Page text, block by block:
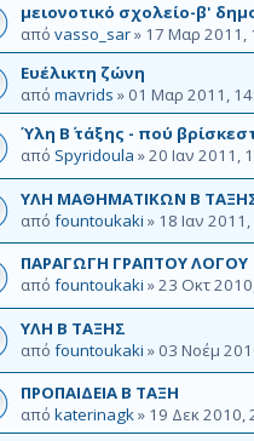
μειονοτικό σχολείο-β'
από vasso_sar» 17 Μαρ 2011,
Ευέλικτη ζώνη
από mavrids » 01 Μαρ 2011,
Ύλη Β΄ τάξης - πού
από Spyridoula »20 Ιαν 2011,
ΥΛΗ ΜΑΘΗΜΑΤΙΚΩΝ Β
από fountoukaki » 18 Ιαν
ΠΑΡΑΓΩΓΗ ΓΡΑΠΤΟΥ ΛΟΓΟΥ
από fountoukaki »23 Οκτ
ΥΛΗ Β ΤΑΞΗΣ
από fountoukaki » 03 Νοέμ
ΠΡΟΠΑΙΔΕΙΑ Β ΤΑΞΗ
από katerinagk» 19 Δεκ 2010,